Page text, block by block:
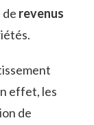
de revenus
effet, les
de